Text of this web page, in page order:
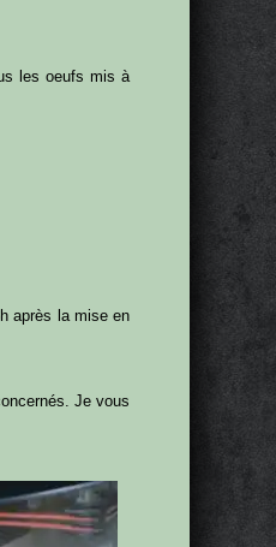
les oeufs mis à
après la mise en
Je vous